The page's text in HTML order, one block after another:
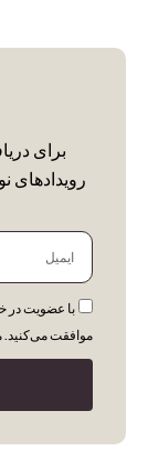
برای
رویدادهای
ایمیل
با عضویت در
موافقت می‌کنید.